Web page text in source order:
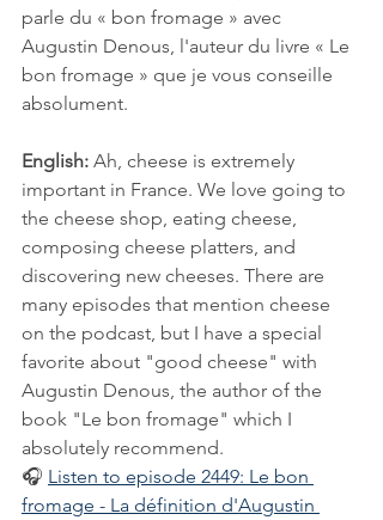
parle du « bon fromage » avec
Augustin Denous, l'auteur du livre « Le
bon fromage » que je vous conseille
absolument.
English: Ah, cheese is extremely
important in France. We love going to
the cheese shop, eating cheese,
composing cheese platters, and
discovering new cheeses. There are
many episodes that mention cheese
on the podcast, but I have a special
favorite about "good cheese" with
Augustin Denous, the author of the
book "Le bon fromage" which I
absolutely recommend.
🎧 Listen to episode 2449: Le bon
fromage - La définition d'Augustin